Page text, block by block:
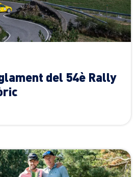
del 54è Rally